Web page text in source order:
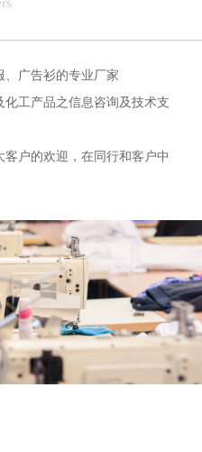
、广告衫的专业厂家
工产品之信息咨询及技术支
户的欢迎，在同行和客户中